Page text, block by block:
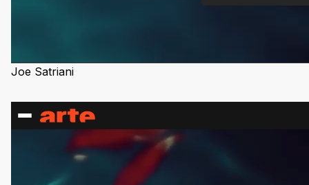
Joe Satriani